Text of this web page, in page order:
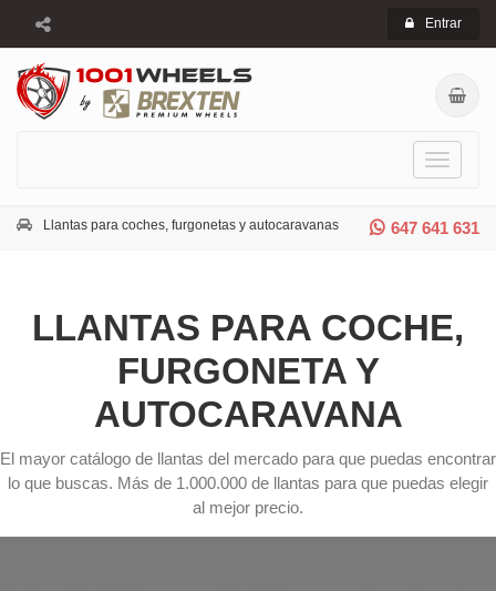
Entrar
Toggle
647 641 631
Llantas para coches, furgonetas y autocaravanas
LLANTAS PARA COCHE,
FURGONETA Y
AUTOCARAVANA
El mayor catálogo de llantas del mercado para que puedas encontrar
lo que buscas. Más de 1.000.000 de llantas para que puedas elegir
al mejor precio.